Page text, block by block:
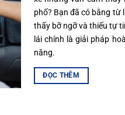
phố? Bạn đã có bằng từ
thấy bỡ ngỡ và thiếu tự
lái chính là giải pháp
năng.
ĐỌC THÊM